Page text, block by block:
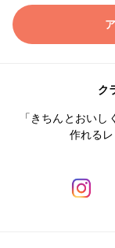
ク
「きちんとおい
作れる